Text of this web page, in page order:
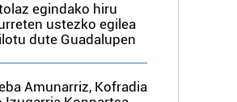
egindako hiru
ustezko egilea
dute Guadalupen
Amunarriz, Kofradia